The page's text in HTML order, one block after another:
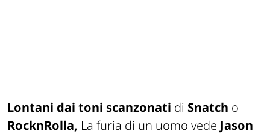
Lontani dai toni scanzonati di Snatch o
RocknRolla, La furia di un uomo vede Jason